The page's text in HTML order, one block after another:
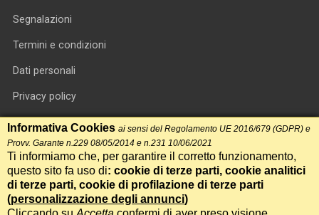
Segnalazioni
Termini e condizioni
Dati personali
Privacy policy
Informativa cookie
RSS feed
RSS Top News
Contatti
Informativa Cookies ai sensi del Regolamento UE 2016/679 (GDPR) e
Provv. Garante n.229 08/05/2014 e n.231 10/06/2021
Ti informiamo che, per garantire il corretto funzionamento,
questo sito fa uso di: cookie di terze parti, cookie analitici
di terze parti, cookie di profilazione di terze parti
(personalizzazione degli annunci)